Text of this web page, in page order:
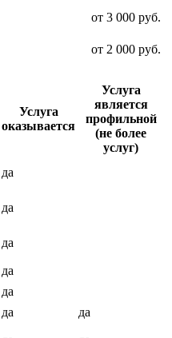
от 3 000 руб.
от 2 000 руб.
Услуга
оказывается
Услуга
является
профильной
(не более
услуг)
да
да
да
да
да
да
да